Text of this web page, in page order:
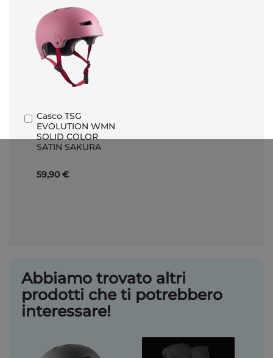
Casco TSG
EVOLUTION WMN
SOLID COLOR
SATIN SAKURA
59,90 €
Aggiungi
al
Carrello
Abbiamo trovato altri
prodotti che ti potrebbero
interessare!